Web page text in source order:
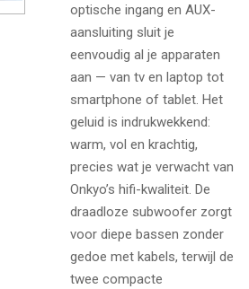
optische ingang en AUX-
aansluiting sluit je
eenvoudig al je apparaten
aan — van tv en laptop tot
smartphone of tablet. Het
geluid is indrukwekkend:
warm, vol en krachtig,
precies wat je verwacht van
Onkyo’s hifi-kwaliteit. De
draadloze subwoofer zorgt
voor diepe bassen zonder
gedoe met kabels, terwijl de
twee compacte